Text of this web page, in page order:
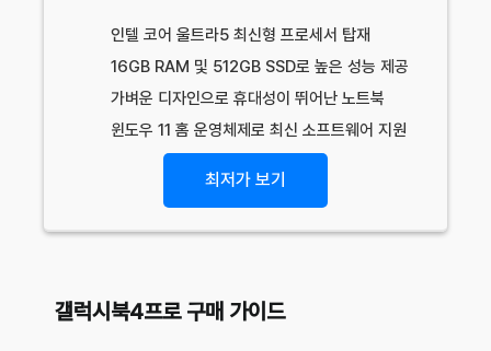
인텔 코어 울트라5 최신형 프로세서 탑재
16GB RAM 및 512GB SSD로 높은 성능 제공
가벼운 디자인으로 휴대성이 뛰어난 노트북
윈도우 11 홈 운영체제로 최신 소프트웨어 지원
최저가 보기
갤럭시북4프로 구매 가이드